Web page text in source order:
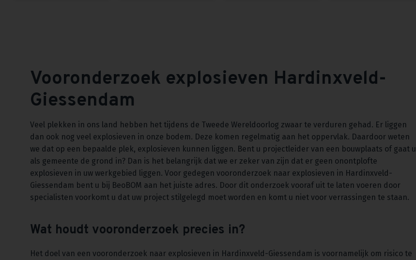
Vooronderzoek explosieven Hardinxveld-
Giessendam
Veel plekken in ons land hebben het tijdens de Tweede Wereldoorlog zwaar te verduren gehad. Er liggen
dan ook nog veel explosieven in onze bodem. Deze komen regelmatig aan het oppervlak. Daardoor weten
we dat op een bepaalde plek, explosieven kunnen liggen. Bent u projectleider van een bouwplaats of gaat u
als gemeente de grond in? Dan is het belangrijk dat we er zeker van zijn dat er geen onontplofte
explosieven in uw werkgebied liggen. Voor gedegen vooronderzoek naar explosieven in Hardinxveld-
Giessendam bent u bij BeoBOM aan het juiste adres. Door dit onderzoek vooraf uit te laten voeren door
specialisten voorkomt u dat uw project stilgelegd moet worden en komt u niet voor verrassingen te staan.
Wat houdt vooronderzoek precies in?
Het doel van een vooronderzoek naar explosieven in Hardinxveld-Giessendam is voornamelijk om risico te